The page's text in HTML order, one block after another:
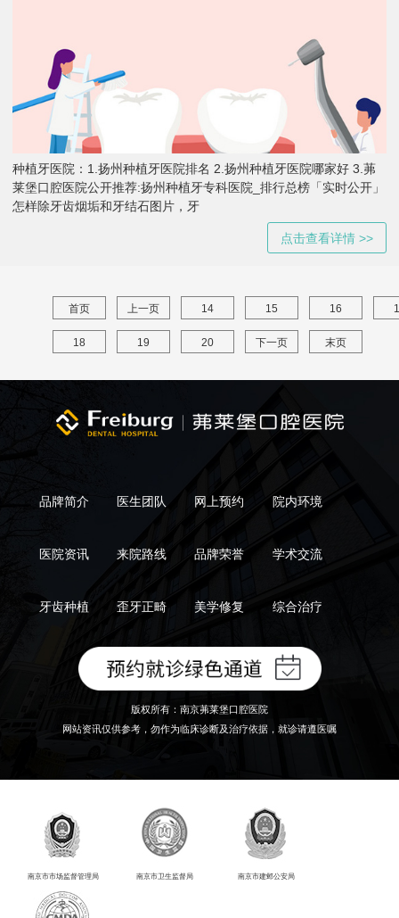
种植牙医院：1.扬州种植牙医院排名 2.扬州种植牙医院哪家好 3.茀
莱堡口腔医院公开推荐:扬州种植牙专科医院_排行总榜「实时公开」
怎样除牙齿烟垢和牙结石图片，牙
点击查看详情 >>
首页 上一页 14 15 16
18 19 20 下一页 末页
品牌简介 医生团队 网上预约 院内环境
医院资讯 来院路线 品牌荣誉 学术交流
牙齿种植 歪牙正畸 美学修复 综合治疗
版权所有：南京茀莱堡口腔医院
网站资讯仅供参考，勿作为临床诊断及治疗依据，就诊请遵医嘱
南京市市场监督管理局 南京市卫生监督局 南京市建邺公安局